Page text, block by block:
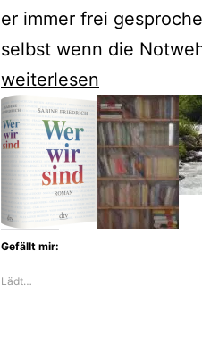
er immer frei
selbst wenn die
David
Schalko
zeigt
Österreich
den
des
weiterlesen
Gefällt mir:
Lädt…